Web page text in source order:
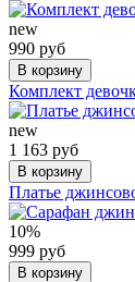
new
990 руб
В корзину
Комплект
new
1 163 руб
В корзину
Платье
10%
999 руб
В корзину